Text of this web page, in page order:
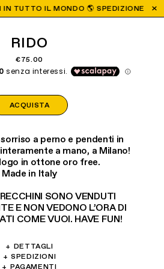
IL MONDO 🌎 SPEDIZIONE
RIDO
€75.00
ACQUISTA
a perno e pendenti in
a mano, a Milano!
in ottone oro free.
Made in Italy
SONO VENDUTI
E NON VEDONO L’ORA DI
COME VUOI. HAVE FUN!
+ DETTAGLI
vetro, cristallo. Peso: 3,6g
+ SPEDIZIONI
+ PAGAMENTI